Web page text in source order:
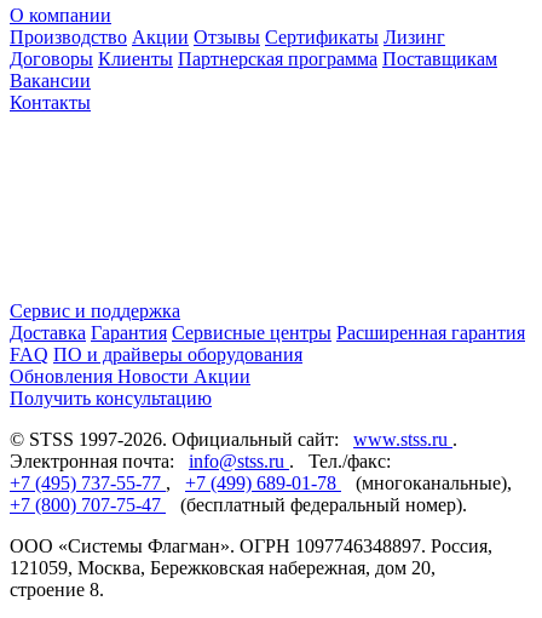
О компании
Производство Акции Отзывы Сертификаты Лизинг
Договоры Клиенты Партнерская программа Поставщикам
Вакансии
Контакты
Сервис и поддержка
Доставка Гарантия Сервисные центры Расширенная гарантия
FAQ ПО и драйверы оборудования
Обновления Новости Акции
Получить консультацию
© STSS 1997-2026. Официальный сайт: www.stss.ru .
Электронная почта: info@stss.ru . Тел./факс:
+7 (495) 737-55-77 , +7 (499) 689-01-78
(многоканальные),
+7 (800) 707-75-47
(бесплатный федеральный номер).
ООО «Системы Флагман». ОГРН 1097746348897. Россия,
121059, Москва, Бережковская набережная, дом 20,
строение 8.